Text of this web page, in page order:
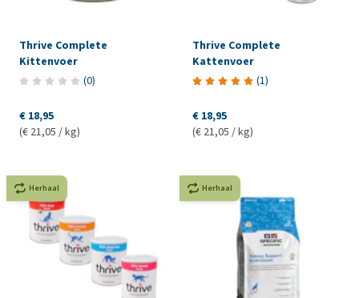
Thrive Complete
Kittenvoer
(0)
€ 18,95
(€ 21,05 / kg)
Thrive Complete
Kattenvoer
(1)
€ 18,95
(€ 21,05 / kg)
Herhaal Herhaal